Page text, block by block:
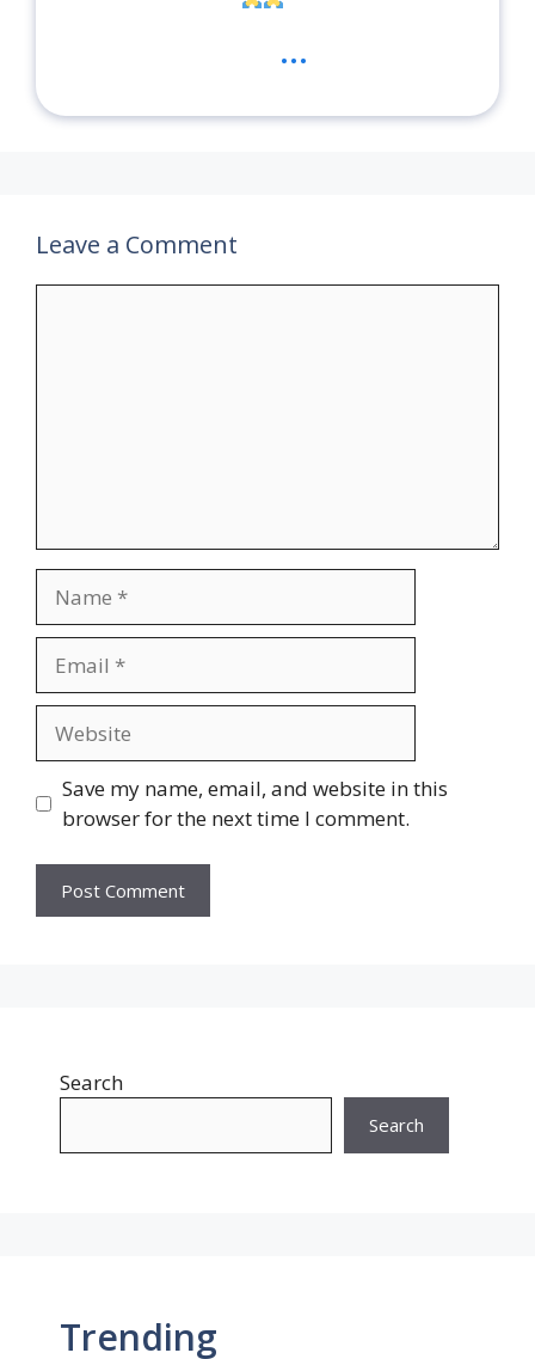
...
Leave a Comment
Save my name, email, and website in this
browser for the next time I comment.
Search
Search
Trending